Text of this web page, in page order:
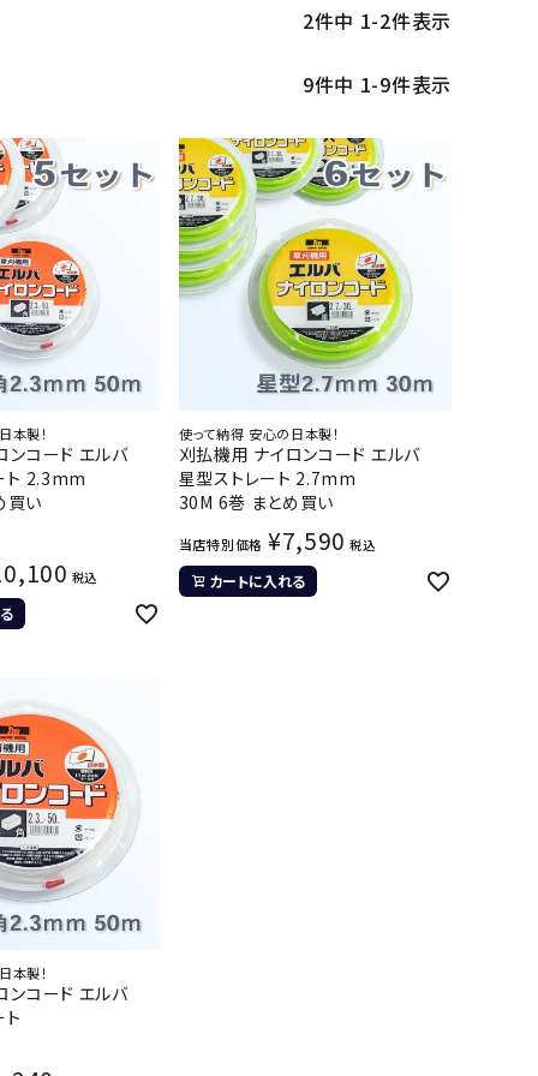
2件中 1-2件表示
9件中 1-9件表示
本製！
ンコード エルバ
ト 2.3mm
買い
税込
使って納得 安心の日本製！
刈払機用 ナイロンコード エルバ
星型ストレート 2.7mm
30M 6巻 まとめ買い
当店特別価格 ¥7,590 税込
カートに入れる
本製！
ンコード エルバ